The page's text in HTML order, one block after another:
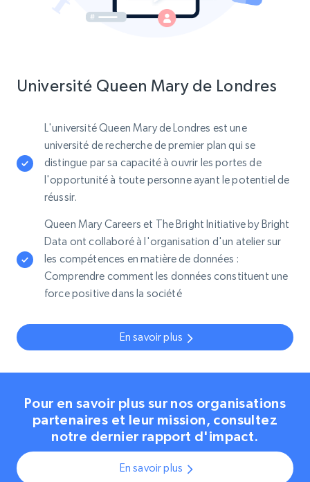
Université Queen Mary de Londres
L'université Queen Mary de Londres est une
université de recherche de premier plan qui se
distingue par sa capacité à ouvrir les portes de
l'opportunité à toute personne ayant le potentiel de
réussir.
Queen Mary Careers et The Bright Initiative by Bright
Data ont collaboré à l'organisation d'un atelier sur
les compétences en matière de données :
Comprendre comment les données constituent une
force positive dans la société
En savoir plus
Pour en savoir plus sur nos organisations
partenaires et leur mission, consultez
notre dernier rapport d'impact.
En savoir plus